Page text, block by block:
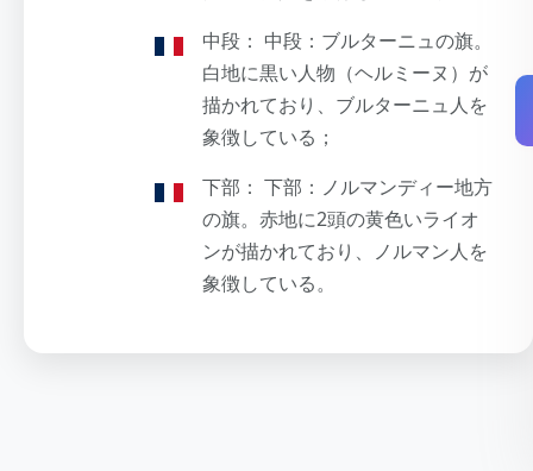
中段： 中段：ブルターニュの旗。
白地に黒い人物（ヘルミーヌ）が
描かれており、ブルターニュ人を
象徴している；
下部： 下部：ノルマンディー地方
の旗。赤地に2頭の黄色いライオ
ンが描かれており、ノルマン人を
象徴している。